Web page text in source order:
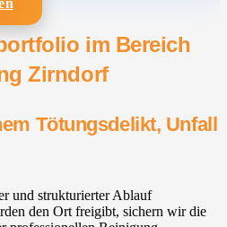
im Bereich
Zirndorf
Tötungsdelikt, Unfall
und strukturierter Ablauf
den Ort freigibt, sichern wir die